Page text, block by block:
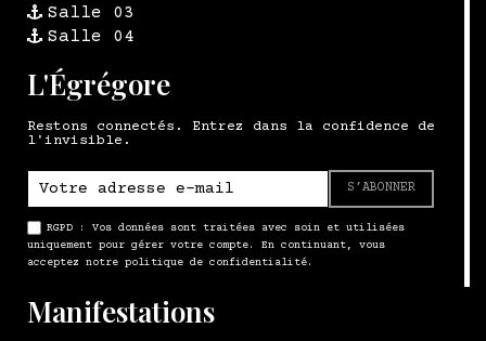
Salle 03
Salle 04
L'Égrégore
Restons connectés. Entrez dans la confidence de
l'invisible.
S’ABONNER
RGPD : Vos données sont traitées avec soin et utilisées
uniquement pour gérer votre compte. En continuant, vous
acceptez notre politique de confidentialité.
Manifestations